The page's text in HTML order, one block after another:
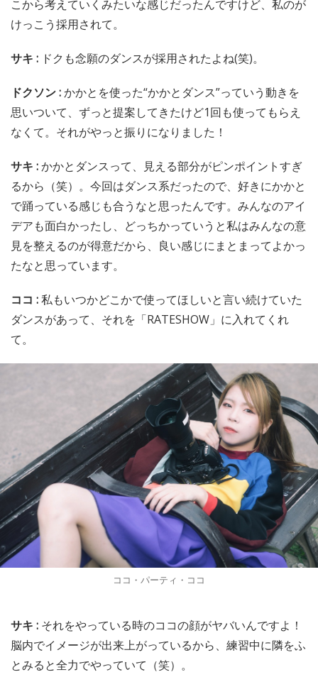
こから考えていくみたいな感じだったんですけど、私のが
けっこう採用されて。
サキ : ドクも念願のダンスが採用されたよね(笑)。
ドクソン :かかとを使った“かかとダンス”っていう動きを
思いついて、ずっと提案してきたけど1回も使ってもらえ
なくて。それがやっと振りになりました！
サキ :かかとダンスって、見える部分がピンポイントすぎ
るから（笑）。今回はダンス系だったので、好きにかかと
で踊っている感じも合うなと思ったんです。みんなのアイ
デアも面白かったし、どっちかっていうと私はみんなの意
見を整えるのが得意だから、良い感じにまとまってよかっ
たなと思っています。
ココ :私もいつかどこかで使ってほしいと言い続けていた
ダンスがあって、それを「RATESHOW」に入れてくれ
て。
ココ・パーティ・ココ
サキ : それをやっている時のココの顔がヤバいんですよ！
脳内でイメージが出来上がっているから、練習中に隣をふ
とみると全力でやっていて（笑）。